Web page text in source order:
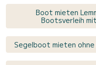
Boot mieten
Bootsverleih
Segelboot mieten ohne